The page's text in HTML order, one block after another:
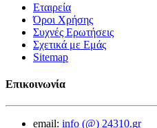
Εταιρεία
Όροι Χρήσης
Συχνές Ερωτήσεις
Σχετικά με Εμάς
Sitemap
Επικοινωνία
email: info (@) 24310.gr